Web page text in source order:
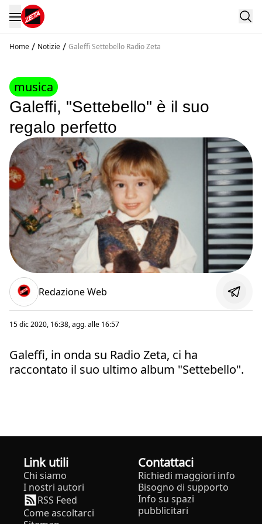
Home / Notizie / Galeffi Settebello Radio Zeta
musica
Galeffi, "Settebello" è il suo
regalo perfetto
Redazione Web
15 dic 2020, 16:38, agg. alle 16:57
Galeffi, in onda su Radio Zeta, ci ha
raccontato il suo ultimo album "Settebello".
Link utili
Chi siamo
I nostri autori
RSS Feed
Come ascoltarci
Contattaci
Richiedi maggiori info
Bisogno di supporto
Info su spazi
pubblicitari